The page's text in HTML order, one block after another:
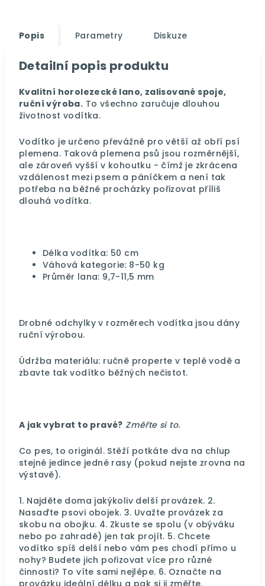
Popis Parametry Diskuze
Detailní popis produktu
Kvalitní horolezecké lano, zalisované spoje,
ruční výroba. To všechno zaručuje dlouhou
životnost vodítka.
Vodítko je určeno převážně pro větší až obří psí
plemena. Taková plemena psů jsou rozměrnější,
ale zároveň vyšší v kohoutku - čímž je zkrácena
vzdálenost mezi psem a páníčkem a není tak
potřeba na běžné procházky pořizovat příliš
dlouhá vodítka.
Délka vodítka: 50 cm
Váhová kategorie: 8-50 kg
Průměr lana: 9,7-11,5 mm
Drobné odchylky v rozměrech vodítka jsou dány
ruční výrobou.
Údržba materiálu: ručně properte v teplé vodě a
zbavte tak vodítko běžných nečistot.
A jak vybrat to pravé? Změřte si to.
Co pes, to originál. Stěží potkáte dva na chlup
stejné jedince jedné rasy (pokud nejste zrovna na
výstavě).
1. Najděte doma jakýkoliv delší provázek. 2.
Nasaďte psovi obojek. 3. Uvažte provázek za
skobu na obojku. 4. Zkuste se spolu (v obýváku
nebo po zahradě) jen tak projít. 5. Chcete
vodítko spíš delší nebo vám pes chodí přímo u
nohy? Budete jich pořizovat více pro různé
činnosti? To víte sami nejlépe. 6. Označte na
provázku ideální délku a pak si ji změřte.